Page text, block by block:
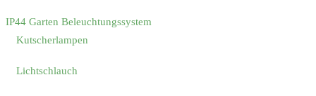
IP44 Garten Beleuchtungssystem
Kutscherlampen
Lichtschlauch